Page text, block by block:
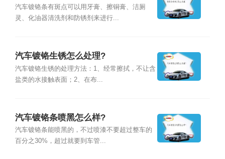
汽车镀铬条有斑点可以用牙膏、擦铜膏、洁厕
灵、化油器清洗剂和防锈剂来进行...
汽车镀铬生锈怎么处理?
汽车镀铬生锈的处理方法：1、经常擦拭，不让含
盐类的水接触表面；2、在布...
汽车镀铬条喷黑怎么样?
汽车镀铬条能喷黑的，不过喷漆不要超过整车的
百分之30%，超过就要到车管...